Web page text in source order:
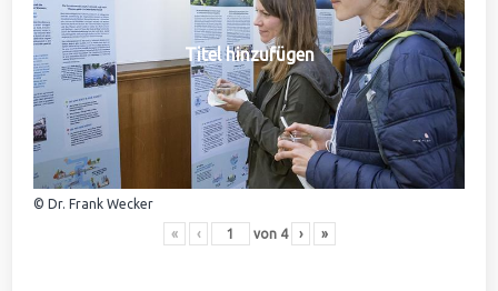
Titel hinzufügen
© Dr. Frank Wecker
« ‹ von 4 › »